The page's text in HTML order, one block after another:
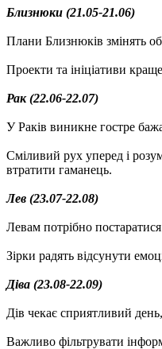
Близнюки (21.05-21.06)
Плани Близнюків змінять
Проекти та ініціативи
Рак (22.06-22.07)
У Раків виникне гостре
Сміливий рух уперед і
втратити гаманець.
Лев (23.07-22.08)
Левам потрібно
Зірки радять відсунути
Діва (23.08-22.09)
Дів чекає сприятливий
Важливо фільтрувати